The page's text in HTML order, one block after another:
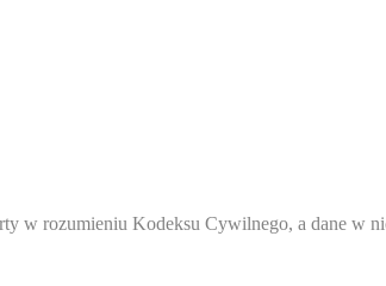
w rozumieniu Kodeksu Cywilnego, a dane w